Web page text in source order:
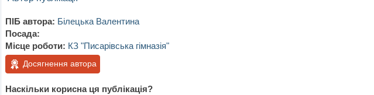
ПІБ автора: Білецька Валентина
Посада:
Місце роботи: КЗ "Писарівська гімназія"
Досягнення автора
Наскільки корисна ця публікація?